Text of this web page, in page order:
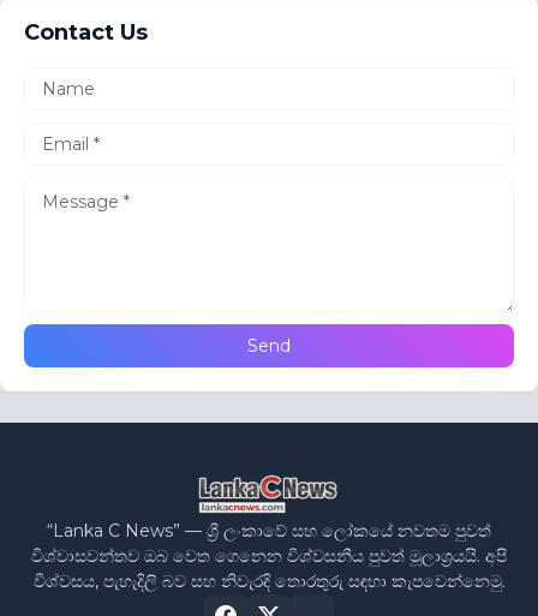
Contact Us
“Lanka C News” — ශ්‍රී ලංකාවේ සහ ලෝකයේ නවතම පුවත්
විශ්වාසවන්තව ඔබ වෙත ගෙනෙන විශ්වසනීය පුවත් මූලාශ්‍රයයි. අපි
විශ්වසය, පැහැදිලි බව සහ නිවැරදි තොරතුරු සඳහා කැපවෙන්නෙමු.